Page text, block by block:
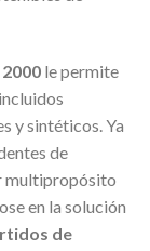
le permite
y sintéticos. Ya
de
multipropósito
en la solución
de